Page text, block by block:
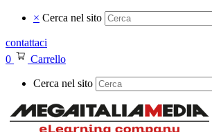
× Cerca nel sito
contattaci
0
Carrello
Cerca nel sito